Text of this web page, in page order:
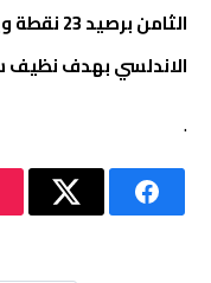
الثامن
الاندلسي بهدف نظيف
.